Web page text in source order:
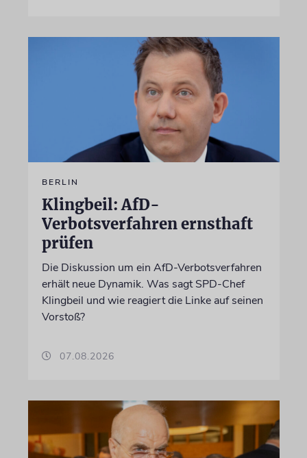
BERLIN
Klingbeil: AfD-
Verbotsverfahren ernsthaft
prüfen
Die Diskussion um ein AfD-Verbotsverfahren
erhält neue Dynamik. Was sagt SPD-Chef
Klingbeil und wie reagiert die Linke auf seinen
Vorstoß?
07.08.2026